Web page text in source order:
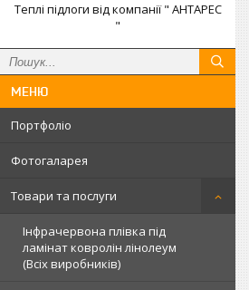
Теплі підлоги від компанії " АНТАРЕС
"
Портфоліо
Фотогаларея
Товари та послуги
Інфрачервона плівка під
ламінат ковролін лінолеум
(Всіх виробників)